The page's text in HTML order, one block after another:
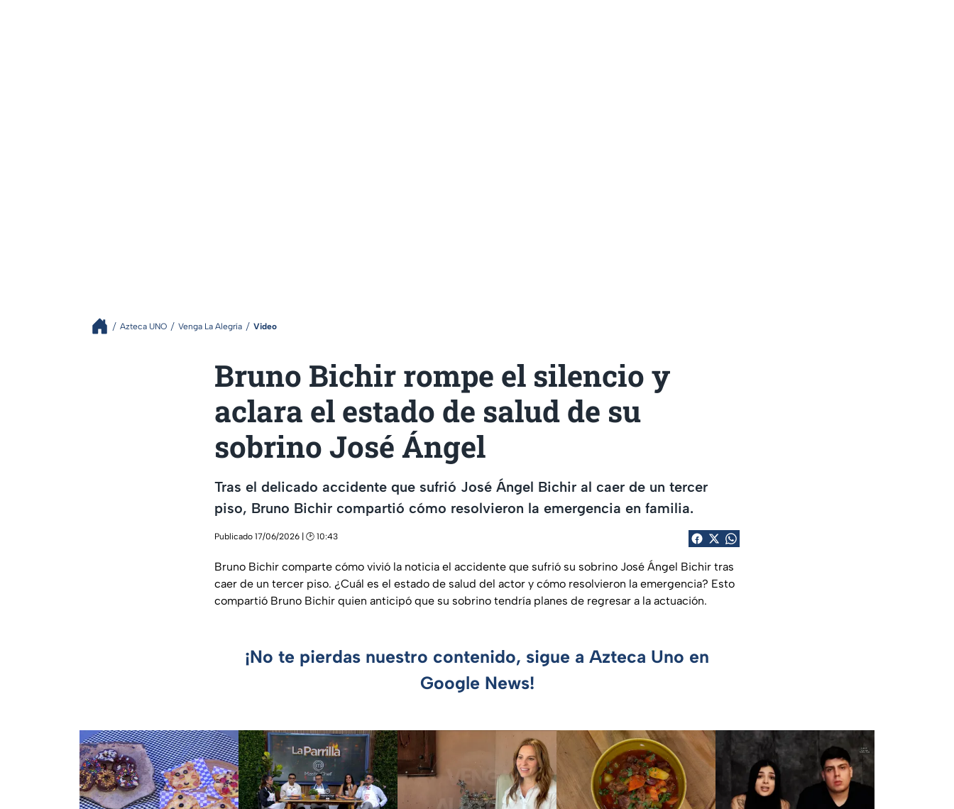
Azteca UNO Venga La Alegría Video
Bruno Bichir rompe el silencio y
aclara el estado de salud de su
sobrino José Ángel
Tras el delicado accidente que sufrió José Ángel Bichir al caer de un tercer
piso, Bruno Bichir compartió cómo resolvieron la emergencia en familia.
Publicado 17/06/2026 | 🕑 10:43
Bruno Bichir comparte cómo vivió la noticia el accidente que sufrió su sobrino José Ángel Bichir tras
caer de un tercer piso. ¿Cuál es el estado de salud del actor y cómo resolvieron la emergencia? Esto
compartió Bruno Bichir quien anticipó que su sobrino tendría planes de regresar a la actuación.
¡No te pierdas nuestro contenido, sigue a Azteca Uno en
Google News!